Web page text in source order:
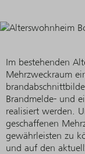
Im bestehenden
Mehrzweckraum
Brandmelde- und
realisiert werden.
geschaffenen
gewährleisten zu
und auf den